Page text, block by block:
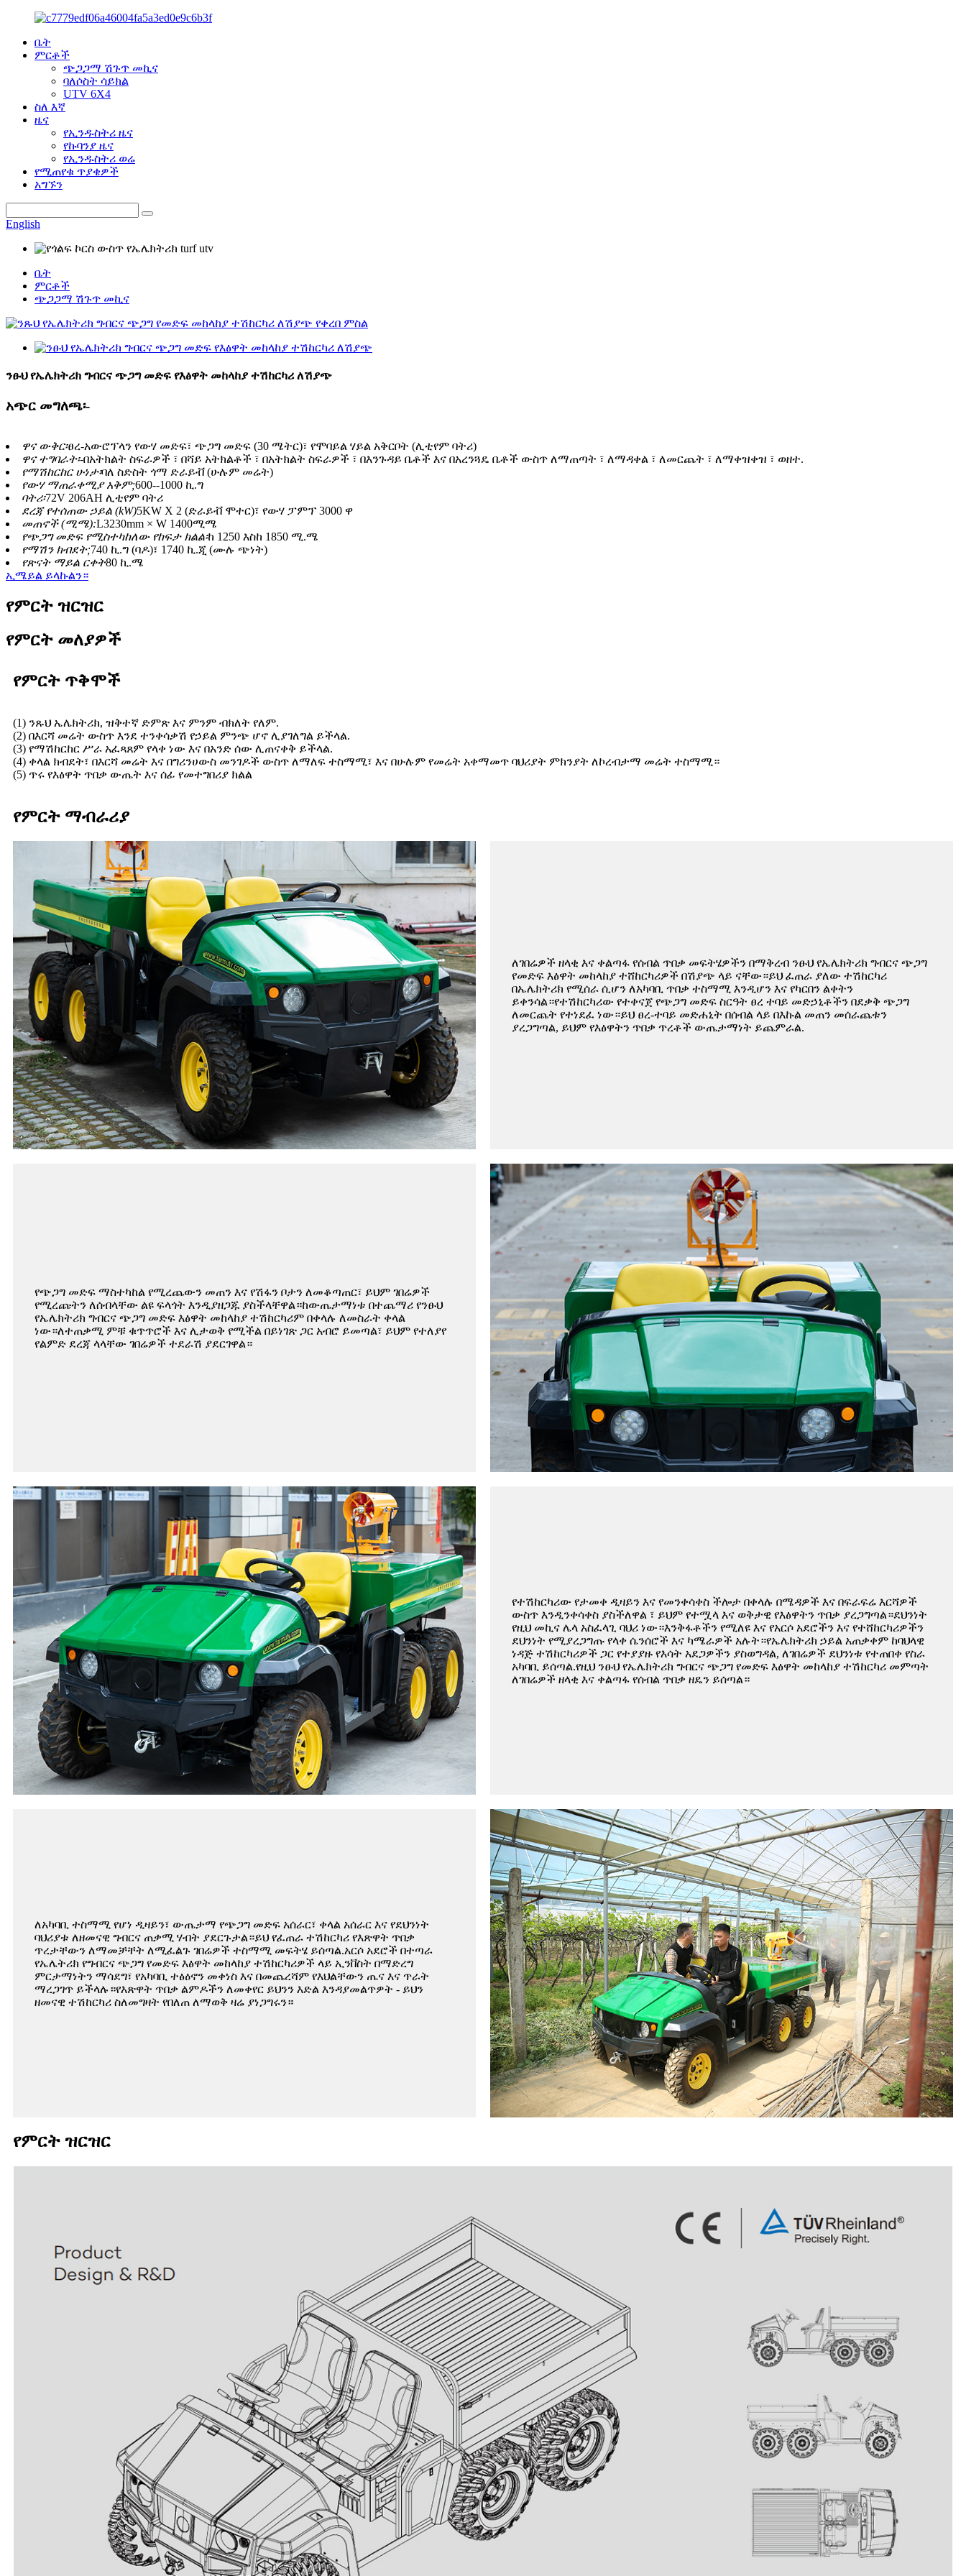
ቤት
ምርቶች
ጭጋጋማ ሽጉጥ መኪና
ባለሶስት ሳይክል
UTV 6X4
ስለ እኛ
ዜና
የኢንዱስትሪ ዜና
የኩባንያ ዜና
የኢንዱስትሪ ወሬ
የሚጠየቁ ጥያቄዎች
አግኙን
English
ቤት
ምርቶች
ጭጋጋማ ሽጉጥ መኪና
ንፁህ የኤሌክትሪክ ግብርና ጭጋግ መድፍ የእፅዋት መከላከያ ተሽከርካሪ ለሽያጭ
አጭር መግለጫ፡-
ዋና ውቅር፡ፀረ-አውሮፕላን የውሃ መድፍ፣ ጭጋግ መድፍ (30 ሜትር)፣ የሞባይል ሃይል አቅርቦት (ሊቲየም ባትሪ)
ዋና ተግባራት፡-በአትክልት ስፍራዎች ፣ በሻይ አትክልቶች ፣ በአትክልት ስፍራዎች ፣ በእንጉዳይ ቤቶች እና በአረንጓዴ ቤቶች ውስጥ ለማጠጣት ፣ ለማዳቀል ፣ ለመርጨት ፣ ለማቀዝቀዝ ፣ ወዘተ.
የማሽከርከር ሁነታ፡ባለ ስድስት ጎማ ድራይቭ (ሁሉም መሬት)
የውሃ ማጠራቀሚያ አቅም;600--1000 ኪ.ግ
ባትሪ፡72V 206AH ሊቲየም ባትሪ
ደረጃ የተሰጠው ኃይል (kW)5KW X 2 (ድራይቭ ሞተር)፣ የውሃ ፓምፕ 3000 ዋ
መጠኖች (ሚሜ):L3230mm × W 1400ሚሜ
የጭጋግ መድፍ የሚስተካከለው የከፍታ ክልል፡ከ 1250 እስከ 1850 ሚ.ሜ
የማሽን ክብደት;740 ኪ.ግ (ባዶ)፣ 1740 ኪ.ጂ (ሙሉ ጭነት)
የጽናት ማይል ርቀት80 ኪ.ሜ
ኢሜይል ይላኩልን።
የምርት ዝርዝር
የምርት መለያዎች
የምርት ጥቅሞች
(1) ንጹህ ኤሌክትሪክ, ዝቅተኛ ድምጽ እና ምንም ብክለት የለም.
(2) በእርሻ መሬት ውስጥ እንደ ተንቀሳቃሽ የኃይል ምንጭ ሆኖ ሊያገለግል ይችላል.
(3) የማሽከርከር ሥራ አፈጻጸም የላቀ ነው እና በአንድ ሰው ሊጠናቀቅ ይችላል.
(4) ቀላል ክብደት፣ በእርሻ መሬት እና በግሪንሀውስ መንገዶች ውስጥ ለማለፍ ተስማሚ፣ እና በሁሉም የመሬት አቀማመጥ ባህሪያት ምክንያት ለኮረብታማ መሬት ተስማሚ።
(5) ጥሩ የእፅዋት ጥበቃ ውጤት እና ሰፊ የመተግበሪያ ክልል
የምርት ማብራሪያ
ለገበሬዎች ዘላቂ እና ቀልጣፋ የሰብል ጥበቃ መፍትሄዎችን በማቅረብ ንፁህ የኤሌክትሪክ ግብርና ጭጋግ
የመድፍ እፅዋት መከላከያ ተሸከርካሪዎች በሽያጭ ላይ ናቸው።ይህ ፈጠራ ያለው ተሽከርካሪ
በኤሌክትሪክ የሚሰራ ሲሆን ለአካባቢ ጥበቃ ተስማሚ እንዲሆን እና የካርበን ልቀትን
ይቀንሳል።የተሽከርካሪው የተቀናጀ የጭጋግ መድፍ ስርዓት ፀረ ተባይ መድኃኒቶችን በደቃቅ ጭጋግ
ለመርጨት የተነደፈ ነው።ይህ ፀረ-ተባይ መድሐኒት በሰብል ላይ በእኩል መጠን መሰራጨቱን
ያረጋግጣል, ይህም የእፅዋትን ጥበቃ ጥረቶች ውጤታማነት ይጨምራል.
የጭጋግ መድፍ ማስተካከል የሚረጨውን መጠን እና የሽፋን ቦታን ለመቆጣጠር፣ ይህም ገበሬዎች
የሚረጩትን ለሰብላቸው ልዩ ፍላጎት እንዲያዘጋጁ ያስችላቸዋል።ከውጤታማነቱ በተጨማሪ የንፁህ
የኤሌክትሪክ ግብርና ጭጋግ መድፍ እፅዋት መከላከያ ተሽከርካሪም በቀላሉ ለመስራት ቀላል
ነው።ለተጠቃሚ ምቹ ቁጥጥሮች እና ሊታወቅ የሚችል በይነገጽ ጋር አብሮ ይመጣል፣ ይህም የተለያየ
የልምድ ደረጃ ላላቸው ገበሬዎች ተደራሽ ያደርገዋል።
የተሽከርካሪው የታመቀ ዲዛይን እና የመንቀሳቀስ ችሎታ በቀላሉ በሜዳዎች እና በፍራፍሬ እርሻዎች
ውስጥ እንዲንቀሳቀስ ያስችለዋል ፣ ይህም የተሟላ እና ወቅታዊ የእፅዋትን ጥበቃ ያረጋግጣል።ደህንነት
የዚህ መኪና ሌላ አስፈላጊ ባህሪ ነው።እንቅፋቶችን የሚለዩ እና የአርሶ አደሮችን እና የተሸከርካሪዎችን
ደህንነት የሚያረጋግጡ የላቀ ሴንሰሮች እና ካሜራዎች አሉት።የኤሌክትሪክ ኃይል አጠቃቀም ከባህላዊ
ነዳጅ ተሽከርካሪዎች ጋር የተያያዙ የእሳት አደጋዎችን ያስወግዳል, ለገበሬዎች ደህንነቱ የተጠበቀ የስራ
አካባቢ ይሰጣል.የዚህ ንፁህ የኤሌክትሪክ ግብርና ጭጋግ የመድፍ እፅዋት መከላከያ ተሽከርካሪ መምጣት
ለገበሬዎች ዘላቂ እና ቀልጣፋ የሰብል ጥበቃ ዘዴን ይሰጣል።
ለአካባቢ ተስማሚ የሆነ ዲዛይን፣ ውጤታማ የጭጋግ መድፍ አሰራር፣ ቀላል አሰራር እና የደህንነት
ባህሪያቱ ለዘመናዊ ግብርና ጠቃሚ ሃብት ያደርጉታል።ይህ የፈጠራ ተሽከርካሪ የእጽዋት ጥበቃ
ጥረታቸውን ለማመቻቸት ለሚፈልጉ ገበሬዎች ተስማሚ መፍትሄ ይሰጣል.አርሶ አደሮች በተጣራ
የኤሌትሪክ የግብርና ጭጋግ የመድፍ እፅዋት መከላከያ ተሽከርካሪዎች ላይ ኢንቨስት በማድረግ
ምርታማነትን ማሳደግ፣ የአካባቢ ተፅዕኖን መቀነስ እና በመጨረሻም የእህልቸውን ጤና እና ጥራት
ማረጋገጥ ይችላሉ።የእጽዋት ጥበቃ ልምዶችን ለመቀየር ይህንን እድል እንዳያመልጥዎት - ይህን
ዘመናዊ ተሽከርካሪ ስለመግዛት የበለጠ ለማወቅ ዛሬ ያነጋግሩን።
የምርት ዝርዝር